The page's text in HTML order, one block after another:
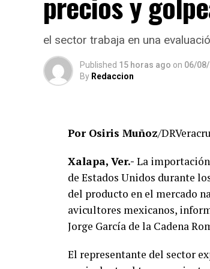
saneamiento institucional
de legalidad, eficiencia y
estudiantes en la entidad.
El Gobierno del Estado ha
y respetando el debido
No obstante, docentes que
investigaciones podrían
De acuerdo con esos
integrado públicamente por
Maldonado Alemán, Silvia
cuestionado las acciones
Hasta ahora, las instancias
el sector trabaja en una
Published 15 horas ago on 06/
By Redaccion
Por Osiris Muñoz/
Xalapa, Ver.- La
de Estados Unidos durante
del producto en el mercado
avicultores mexicanos,
Jorge García de la Cadena
El representante del sector